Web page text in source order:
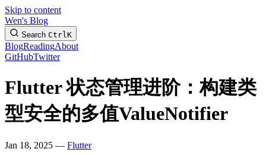
Skip to content
Wen's Blog
Search CtrlK
BlogReadingAbout
GitHubTwitter
Flutter 状态管理进阶：构建类
型安全的多值ValueNotifier
Jan 18, 2025 — Flutter